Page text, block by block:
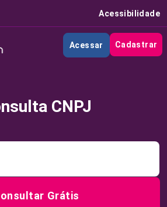
Acessibilidade
Acessar Cadastrar
CNPJ
Grátis